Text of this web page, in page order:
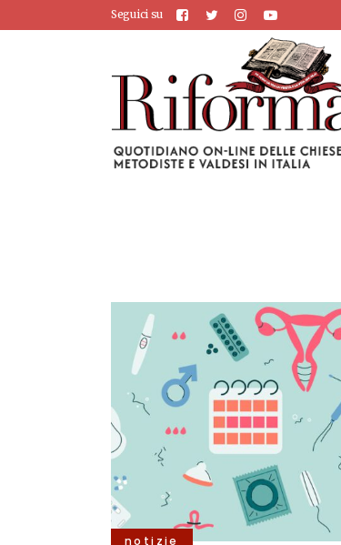
Seguici su
notizie